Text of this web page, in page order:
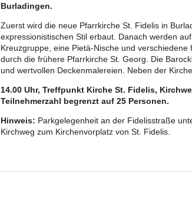
Burladingen.
Zuerst wird die neue Pfarrkirche St. Fidelis in
expressionistischen Stil erbaut. Danach werden
Kreuzgruppe, eine Pietà-Nische und
durch die frühere Pfarrkirche St. Georg. Die
und wertvollen Deckenmalereien. Neben der
14.00 Uhr, Treffpunkt Kirche St. Fidelis,
Teilnehmerzahl begrenzt auf 25 Personen.
Hinweis: Parkgelegenheit an der Fidelisstraße
Kirchweg zum Kirchenvorplatz von St. Fidelis.